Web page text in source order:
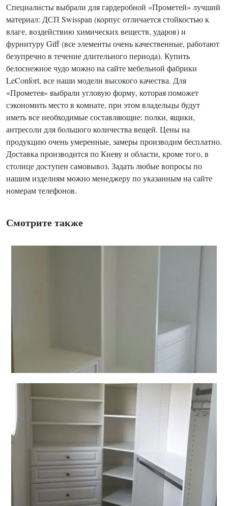
Специалисты выбрали для гардеробной «Прометей» лучший
материал: ДСП Swisspan (корпус отличается стойкостью к
влаге, воздействию химических веществ, ударов) и
фурнитуру Giff (все элементы очень качественные, работают
безупречно в течение длительного периода). Купить
белоснежное чудо можно на сайте мебельной фабрики
LeConfort, все наши модели высокого качества. Для
«Прометея» выбрали угловую форму, которая поможет
сэкономить место в комнате, при этом владельцы будут
иметь все необходимые составляющие: полки, ящики,
антресоли для большого количества вещей. Цены на
продукцию очень умеренные, замеры производим бесплатно.
Доставка производится по Киеву и области, кроме того, в
столице доступен самовывоз. Задать любые вопросы по
нашим изделиям можно менеджеру по указанным на сайте
номерам телефонов.
Смотрите также